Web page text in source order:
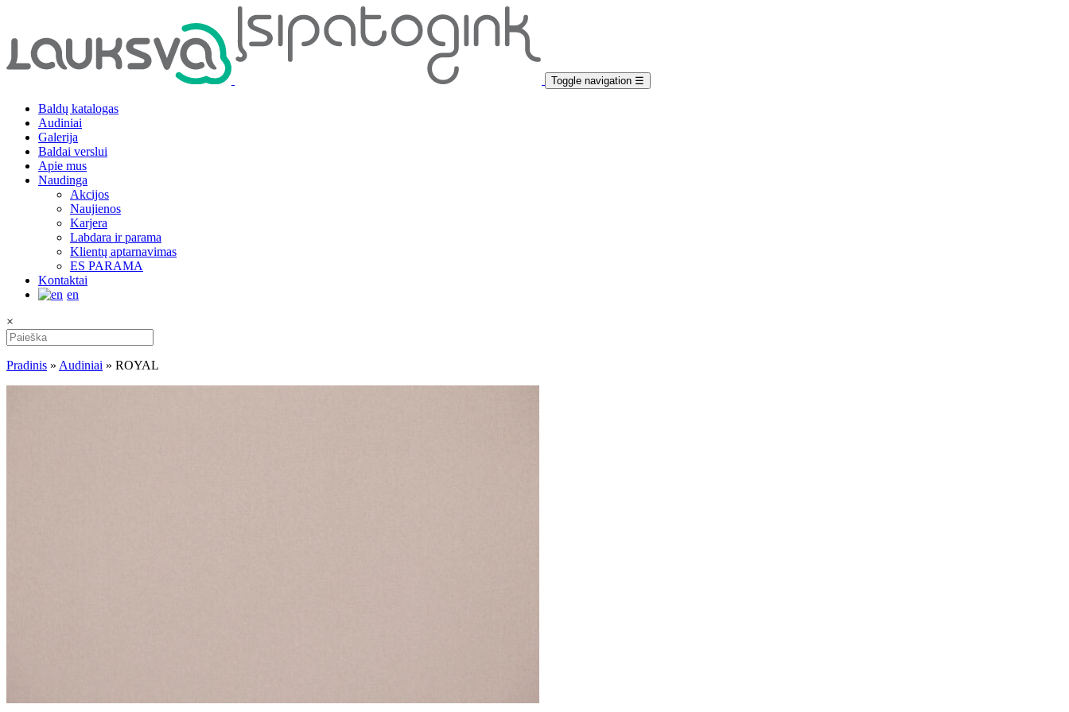
Toggle navigation ☰
Baldų katalogas
Audiniai
Galerija
Baldai verslui
Apie mus
Naudinga
Akcijos
Naujienos
Karjera
Labdara ir parama
Klientų aptarnavimas
ES PARAMA
Kontaktai
en
×
Pradinis » Audiniai » ROYAL